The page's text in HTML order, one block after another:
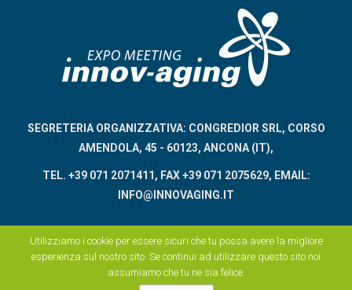
SEGRETERIA ORGANIZZATIVA: CONGREDIOR SRL, CORSO
AMENDOLA, 45 - 60123, ANCONA (IT),
TEL. +39 071 2071411, FAX +39 071 2075629, EMAIL:
INFO@INNOVAGING.IT
Utilizziamo i cookie per essere sicuri che tu possa avere la migliore
esperienza sul nostro sito. Se continui ad utilizzare questo sito noi
assumiamo che tu ne sia felice.